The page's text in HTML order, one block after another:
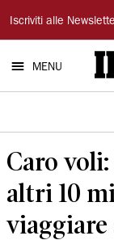
Il
Tirreno
Iscriviti alle
MENU
Caro
altri 10